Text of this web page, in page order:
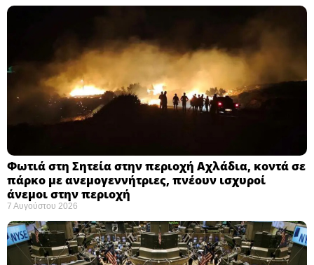
Φωτιά στη Σητεία στην περιοχή Αχλάδια, κοντά σε
πάρκο με ανεμογεννήτριες, πνέουν ισχυροί
άνεμοι στην περιοχή
7 Αυγούστου 2026